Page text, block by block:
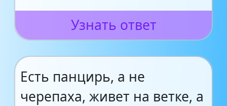
Узнать ответ
Есть панцирь, а не
черепаха, живет на ветке, а